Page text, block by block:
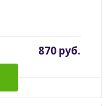
870 руб.